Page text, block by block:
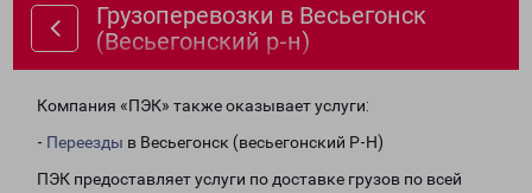
Грузоперевозки в Весьегонск
(Весьегонский р-н)
Компания «ПЭК» также оказывает услуги:
- Переезды в Весьегонск (весьегонский Р-Н)
ПЭК предоставляет услуги по доставке грузов по всей